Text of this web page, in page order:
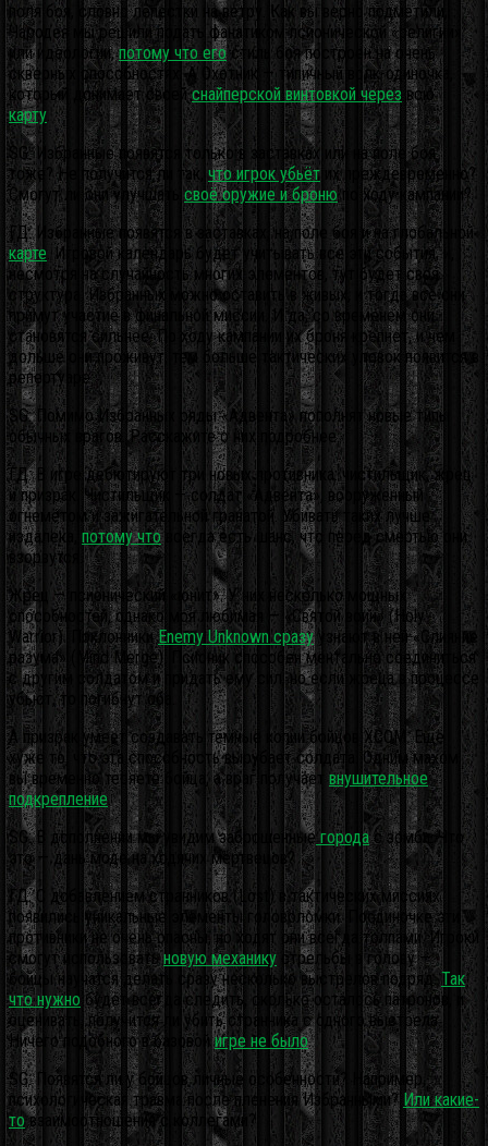
поля боя, словно лепестки на ветру. Как вы верно подметили,
Чародея мы решили подать фанатиком псионической «религии»
или идеологии,потому что егостиль боя построен на очень
скверных способностях. А Охотник — типичный волк-одиночка,
который донимает своейснайперской винтовкой через всю
карту
SG: Избранные появятся только в заставках или на поле боя
тоже? Не получится ли так, что игрок убьёт их преждевременно?
Смогут ли они улучшать своё оружие и бронюпо ходу кампании?
ГД: Избранные появятся в заставках, на поле боя и на глобальной
карте . Игровой календарь будет учитывать все эти события, и,
несмотря на случайность многих элементов, тут будет своя
структура. Избранных можно оставить в живых, и тогда все они
примут участие в финальной миссии. И да, со временем они
становятся сильнее. По ходу кампании их броня крепнет, и чем
дольше они проживут, тем больше тактических уловок появится в
репертуаре.
SG: Помимо Избранных ряды «Адвента» пополнят новые типы
обычных врагов. Расскажите о них подробнее.
ГД: В игре дебютируют три новых противника: чистильщик, жрец
и призрак. Чистильщик — солдат «Адвента», вооружённый
огнемётом и зажигательной гранатой. Убивать таких лучше
издалека, потому чтовсегда есть шанс, что перед смертью они
взорвутся.
Жрец — псионический «юнит». У них несколько мощных
способностей, однако моя любимая — «Святой воин» (Holy
Warrior). ПоклонникиEnemy Unknown сразуузнают в ней «Слияние
разума» (Mind Merge). Псионик способен ментально соединиться
с другим солдатом и придать ему сил, но если жреца в процессе
убьют, то погибнут оба.
А призрак умеет создавать тёмные копии бойцов XCOM. Ещё
хуже то, что эта способность вырубает солдата. Одним махом
вы временно теряете бойца, а враг получает внушительное
подкрепление.
SG: В дополнении мы увидим заброшенные городас зомби. Что
это — дань моде на ходячих мертвецов?
ГД: С добавлением странников (Lost) в тактических миссиях
появились уникальные элементы головоломки. Поодиночке эти
противники не очень опасны, но ходят они всегда толпами. Игроки
смогут использоватьновую механику стрельбы в голову —
бойцы научатся делать сразу несколько выстрелов подряд.Так
что нужно будет всегда следить, сколько осталось патронов, и
оценивать, получится ли убить странника с одного выстрела.
Ничего подобного в базовойигре не было.
SG: Появятся ли у бойцов личные особенности? Например,
психологическая травма после пленения Избранными? Или какие-
товзаимоотношения с коллегами?